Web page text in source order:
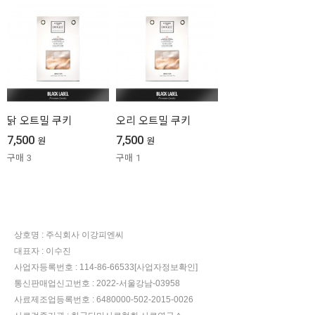
닭 오트밀 쿠키
7,500 원
구매 3
오리 오트밀 쿠키
7,500 원
구매 1
상호명 : 주식회사 이강피엔씨
대표자 : 이수진
사업자등록번호 : 114-86-66533 [사업자정보확인]
통신판매업신고번호 : 2022-서울강남-03958
사료제조업등록번호 : 6480000-502-2015-0026